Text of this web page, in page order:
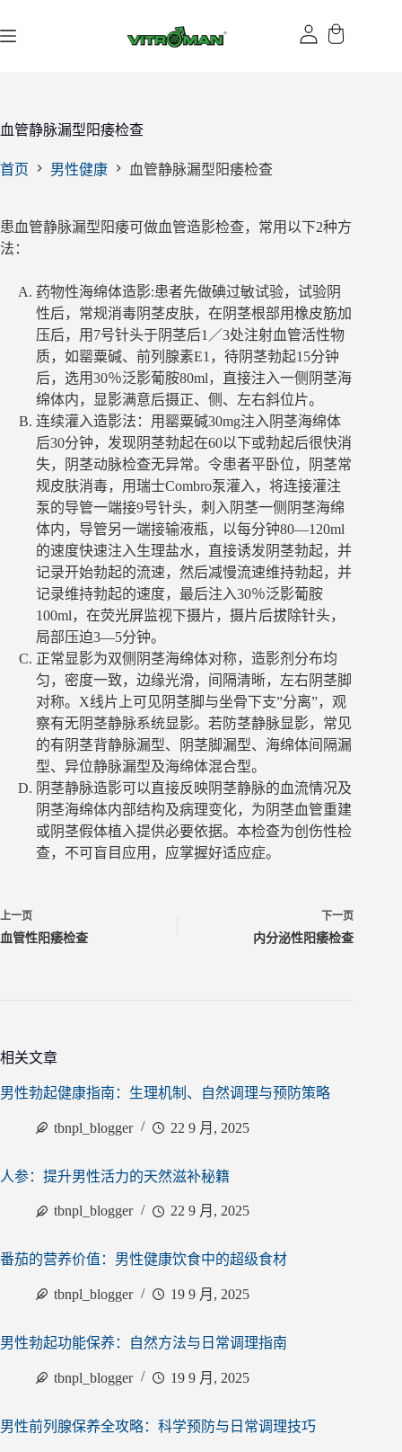
过
血管静脉漏型阳痿检查
首页 男性健康 血管静脉漏型阳痿检查
患血管静脉漏型阳痿可做血管造影检查，常用以下2种方
法：
药物性海绵体造影:患者先做碘过敏试验，试验阴
性后，常规消毒阴茎皮肤，在阴茎根部用橡皮筋加
压后，用7号针头于阴茎后1／3处注射血管活性物
质，如罂粟碱、前列腺素E1，待阴茎勃起15分钟
后，选用30％泛影葡胺80ml，直接注入一侧阴茎海
绵体内，显影满意后摄正、侧、左右斜位片。
连续灌入造影法：用罂粟碱30mg注入阴茎海绵体
后30分钟，发现阴茎勃起在60以下或勃起后很快消
失，阴茎动脉检查无异常。令患者平卧位，阴茎常
规皮肤消毒，用瑞士Combro泵灌入，将连接灌注
泵的导管一端接9号针头，刺入阴茎一侧阴茎海绵
体内，导管另一端接输液瓶，以每分钟80—120ml
的速度快速注入生理盐水，直接诱发阴茎勃起，并
记录开始勃起的流速，然后减慢流速维持勃起，并
记录维持勃起的速度，最后注入30％泛影葡胺
100ml，在荧光屏监视下摄片，摄片后拔除针头，
局部压迫3—5分钟。
正常显影为双侧阴茎海绵体对称，造影剂分布均
匀，密度一致，边缘光滑，间隔清晰，左右阴茎脚
对称。X线片上可见阴茎脚与坐骨下支”分离”，观
察有无阴茎静脉系统显影。若防茎静脉显影，常见
的有阴茎背静脉漏型、阴茎脚漏型、海绵体间隔漏
型、异位静脉漏型及海绵体混合型。
阴茎静脉造影可以直接反映阴茎静脉的血流情况及
阴茎海绵体内部结构及病理变化，为阴茎血管重建
或阴茎假体植入提供必要依据。本检查为创伤性检
查，不可盲目应用，应掌握好适应症。
上一页
血管性阳痿检查
下一页
内分泌性阳痿检查
相关文章
男性勃起健康指南：生理机制、自然调理与预防策略
tbnpl_blogger 22 9 月, 2025
人参：提升男性活力的天然滋补秘籍
tbnpl_blogger 22 9 月, 2025
番茄的营养价值：男性健康饮食中的超级食材
tbnpl_blogger 19 9 月, 2025
男性勃起功能保养：自然方法与日常调理指南
tbnpl_blogger 19 9 月, 2025
男性前列腺保养全攻略：科学预防与日常调理技巧